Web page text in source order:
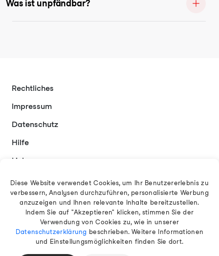
Was ist unpfändbar?
Rechtliches
Impressum
Datenschutz
Hilfe
Links
Kontakt
Deutsch
Diese Website verwendet Cookies, um Ihr Benutzererlebnis zu
verbessern, Analysen durchzuführen, personalisierte Werbung
anzuzeigen und Ihnen relevante Inhalte bereitzustellen.
Indem Sie auf "Akzeptieren" klicken, stimmen Sie der
Verwendung von Cookies zu, wie in unserer
Datenschutzerklärung beschrieben. Weitere Informationen
und Einstellungsmöglichkeiten finden Sie dort.